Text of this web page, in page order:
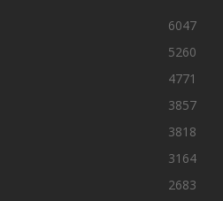
6047
5260
4771
3857
3818
3164
2683